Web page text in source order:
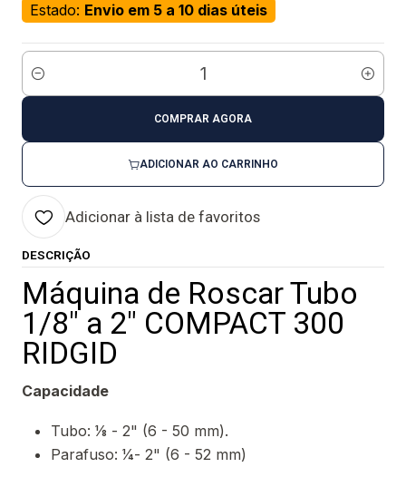
Estado: Envio em 5 a 10 dias úteis
Quantidade
ADICIONAR AO CARRINHO
COMPRAR AGORA
Adicionar à lista de favoritos
DESCRIÇÃO
Máquina de Roscar Tubo
1/8" a 2" COMPACT 300
RIDGID
Capacidade
Tubo: 1⁄8 - 2" (6 - 50 mm).
Parafuso: 1⁄4- 2" (6 - 52 mm)